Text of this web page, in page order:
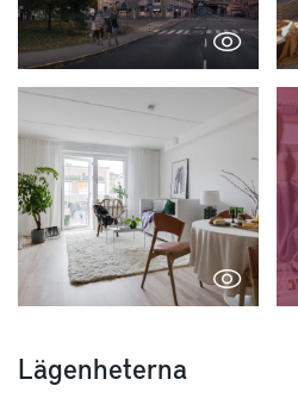
Lägenheterna